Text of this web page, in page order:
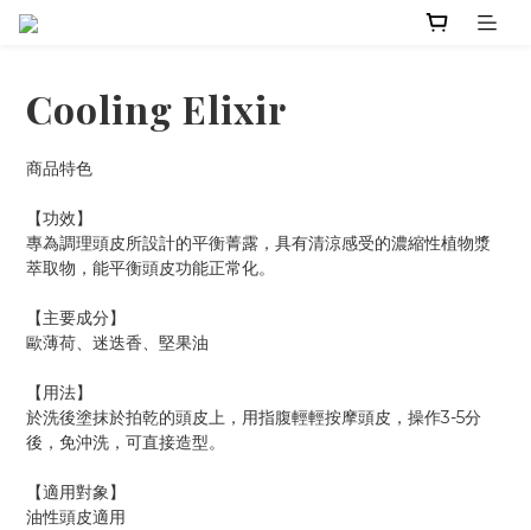
Cooling Elixir
商品特色
【功效】
專為調理頭皮所設計的平衡菁露，具有清涼感受的濃縮性植物漿
萃取物，能平衡頭皮功能正常化。
【主要成分】
歐薄荷、迷迭香、堅果油
【用法】
於洗後塗抹於拍乾的頭皮上，用指腹輕輕按摩頭皮，操作3-5分
後，免沖洗，可直接造型。
【適用對象】
油性頭皮適用